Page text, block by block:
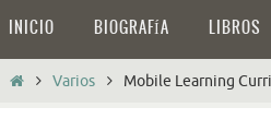
INICIO BIOGRAFÍA LIBROS
InicioVarios Mobile Learning